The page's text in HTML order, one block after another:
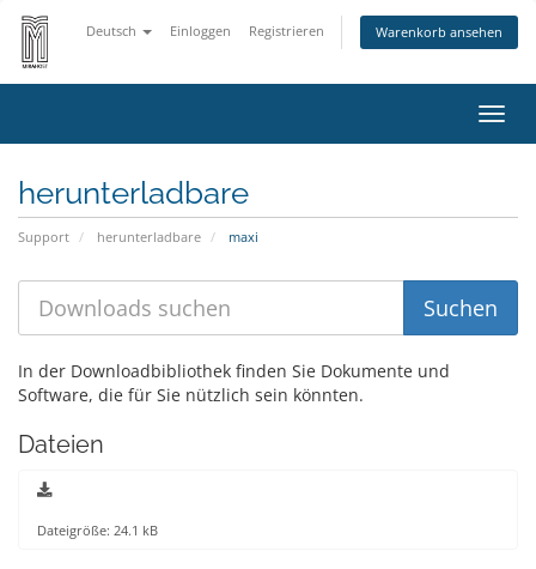
Deutsch Einloggen Registrieren Warenkorb ansehen
ein-/
herunterladbare
Support herunterladbare maxi
In der Downloadbibliothek finden Sie Dokumente und
Software, die für Sie nützlich sein könnten.
Dateien
Dateigröße: 24.1 kB